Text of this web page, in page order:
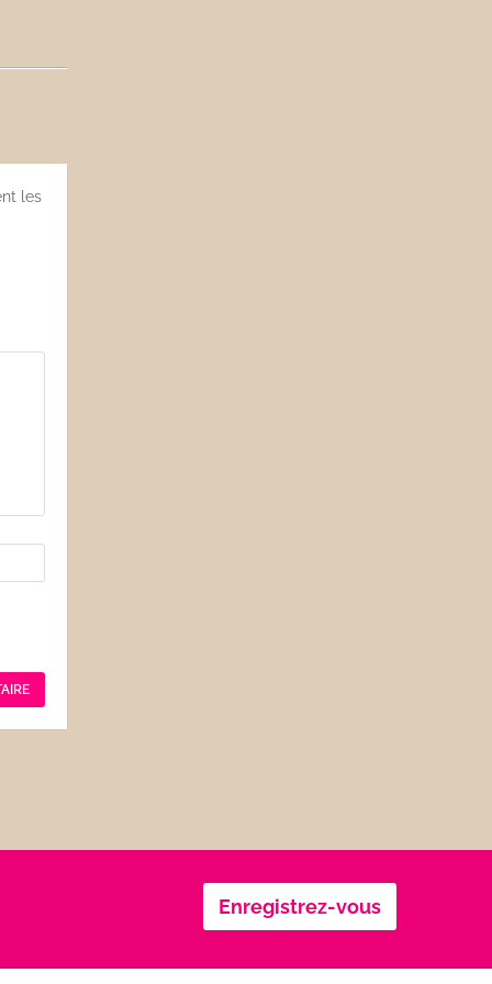
les
Enregistrez-vous